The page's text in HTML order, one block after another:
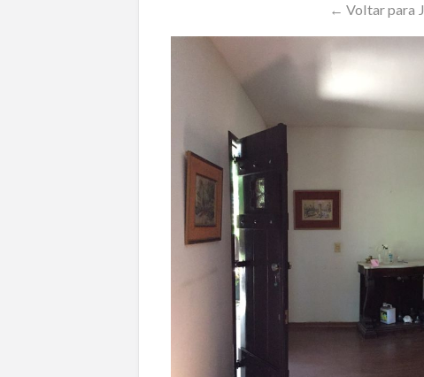
← Voltar para